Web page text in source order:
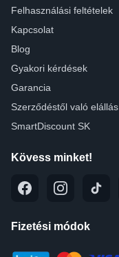
Felhasználási feltételek
Kapcsolat
Blog
Gyakori kérdések
Garancia
Szerződéstől való elállás
SmartDiscount SK
Kövess minket!
Fizetési módok